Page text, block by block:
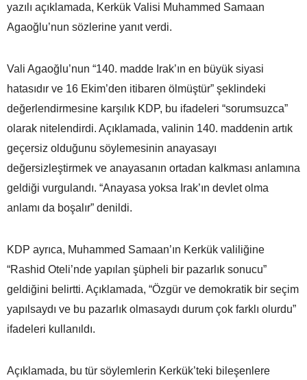
yazılı açıklamada, Kerkük Valisi Muhammed Samaan
Agaoğlu’nun sözlerine yanıt verdi.
Vali Agaoğlu’nun “140. madde Irak’ın en büyük siyasi
hatasıdır ve 16 Ekim’den itibaren ölmüştür” şeklindeki
değerlendirmesine karşılık KDP, bu ifadeleri “sorumsuzca”
olarak nitelendirdi. Açıklamada, valinin 140. maddenin artık
geçersiz olduğunu söylemesinin anayasayı
değersizleştirmek ve anayasanın ortadan kalkması anlamına
geldiği vurgulandı. “Anayasa yoksa Irak’ın devlet olma
anlamı da boşalır” denildi.
KDP ayrıca, Muhammed Samaan’ın Kerkük valiliğine
“Rashid Oteli’nde yapılan şüpheli bir pazarlık sonucu”
geldiğini belirtti. Açıklamada, “Özgür ve demokratik bir seçim
yapılsaydı ve bu pazarlık olmasaydı durum çok farklı olurdu”
ifadeleri kullanıldı.
Açıklamada, bu tür söylemlerin Kerkük’teki bileşenlere